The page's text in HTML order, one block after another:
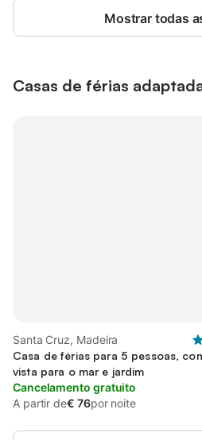
Mostrar todas
Casas de férias
Santa Cruz, Madeira
Casa de férias para 5 pessoas,
vista para o mar e jardim
Cancelamento gratuito
A partir de€ 76por noite